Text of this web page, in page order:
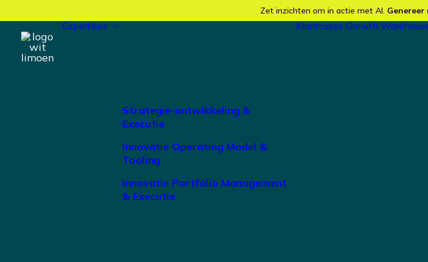
Zet inzichten om in actie met AI.
Expertises
Strategie-ontwikkeling &
Executie
Innovatie Operating Model &
Tooling
Innovatie Portfolio Management
& Executie
Klantcases Growth